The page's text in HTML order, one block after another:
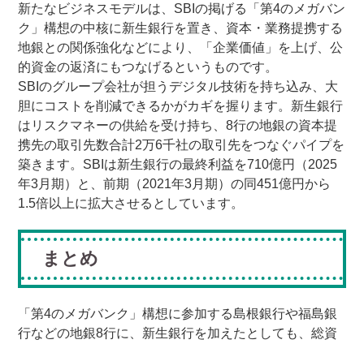
新たなビジネスモデルは、SBIの掲げる「第4のメガバン
ク」構想の中核に新生銀行を置き、資本・業務提携する
地銀との関係強化などにより、「企業価値」を上げ、公
的資金の返済にもつなげるというものです。
SBIのグループ会社が担うデジタル技術を持ち込み、大
胆にコストを削減できるかがカギを握ります。新生銀行
はリスクマネーの供給を受け持ち、8行の地銀の資本提
携先の取引先数合計2万6千社の取引先をつなぐパイプを
築きます。SBIは新生銀行の最終利益を710億円（2025
年3月期）と、前期（2021年3月期）の同451億円から
1.5倍以上に拡大させるとしています。
まとめ
「第4のメガバンク」構想に参加する島根銀行や福島銀
行などの地銀8行に、新生銀行を加えたとしても、総資